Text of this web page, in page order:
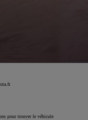
pour trouver le véhicule